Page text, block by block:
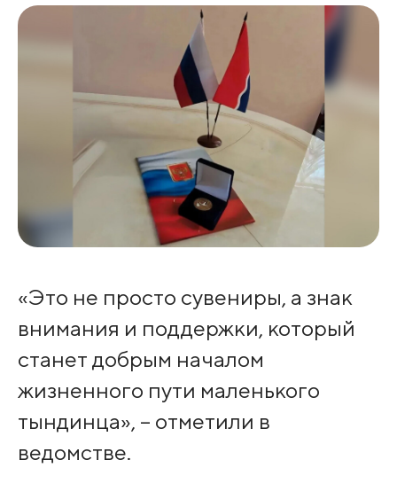
«Это не просто сувениры, а знак
внимания и поддержки, который
станет добрым началом
жизненного пути маленького
тындинца», – отметили в
ведомстве.